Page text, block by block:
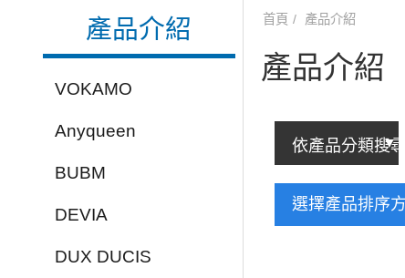
產品介紹
VOKAMO
Anyqueen
BUBM
DEVIA
DUX DUCIS
首頁 產品介紹
產品介紹
選擇產品排序